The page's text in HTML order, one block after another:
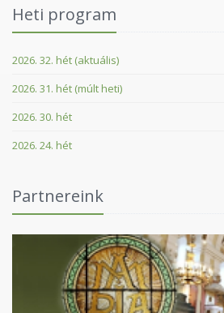
Heti program
2026. 32. hét (aktuális)
2026. 31. hét (múlt heti)
2026. 30. hét
2026. 24. hét
Partnereink